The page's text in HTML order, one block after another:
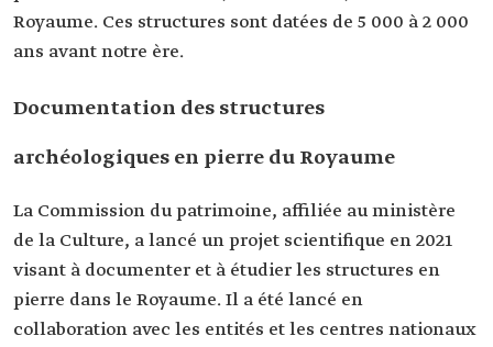
Royaume. Ces structures sont datées de 5 000 à 2 000
ans avant notre ère.
Documentation des structures
archéologiques en pierre du Royaume
La Commission du patrimoine, affiliée au ministère
de la Culture, a lancé un projet scientifique en 2021
visant à documenter et à étudier les structures en
pierre dans le Royaume. Il a été lancé en
collaboration avec les entités et les centres nationaux